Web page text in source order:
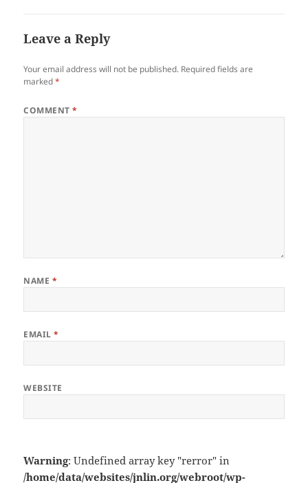
Leave a Reply
Your email address will not be published. Required fields are
marked*
COMMENT*
NAME *
EMAIL*
WEBSITE
Warning: Undefined array key "rerror" in
/home/data/websites/jnlin.org/webroot/wp-